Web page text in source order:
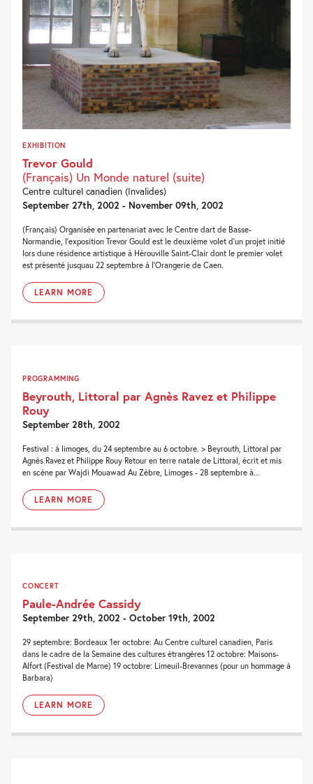
EXHIBITION
Trevor Gould
(Français) Un Monde naturel (suite)
Centre culturel canadien (Invalides)
September 27th, 2002 - November 09th, 2002
(Français) Organisée en partenariat avec le Centre dart de Basse-
Normandie, l'exposition Trevor Gould est le deuxième volet d'un projet initié
lors dune résidence artistique à Hérouville Saint-Clair dont le premier volet
est présenté jusquau 22 septembre à l'Orangerie de Caen.
LEARN MORE
PROGRAMMING
Beyrouth, Littoral par Agnès Ravez et Philippe
Rouy
September 28th, 2002
Festival : à limoges, du 24 septembre au 6 octobre. > Beyrouth, Littoral par
Agnès Ravez et Philippe Rouy Retour en terre natale de Littoral, écrit et mis
en scène par Wajdi Mouawad Au Zèbre, Limoges - 28 septembre à...
LEARN MORE
CONCERT
Paule-Andrée Cassidy
September 29th, 2002 - October 19th, 2002
29 septembre: Bordeaux 1er octobre: Au Centre culturel canadien, Paris
dans le cadre de la Semaine des cultures étrangères 12 octobre: Maisons-
Alfort (Festival de Marne) 19 octobre: Limeuil-Brevannes (pour un hommage à
Barbara)
LEARN MORE